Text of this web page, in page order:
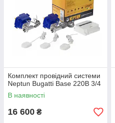
Комплект провідний системи
Neptun Bugatti Base 220B 3/4
В наявності
16 600 ₴